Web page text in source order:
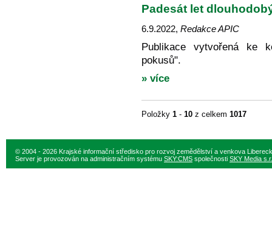
Padesát let
6.9.2022, Redakce APIC
Publikace vytvořená ke
pokusů".
» více
Položky 1 - 10 z celkem 1017
© 2004 - 2026 Krajské informační středisko pro rozvoj zemědělství a venkova
Server je provozován na administračním systému SKY:CMS společnosti SKY Media